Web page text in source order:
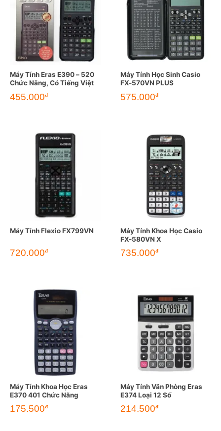
Máy Tính Eras E390 – 520
Chức Năng, Có Tiếng Việt
455.000đ
Máy Tính Học Sinh Casio
FX-570VN PLUS
575.000đ
Máy Tính Flexio FX799VN
720.000đ
Máy Tính Khoa Học Casio
FX-580VN X
735.000đ
Máy Tính Khoa Học Eras
E370 401 Chức Năng
175.500đ
Máy Tính Văn Phòng Eras
E374 Loại 12 Số
214.500đ